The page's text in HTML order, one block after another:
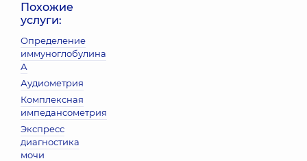
Похожие
услуги:
Определение
иммуноглобулина
А
Аудиометрия
Комплексная
импедансометрия
Экспресс
диагностика
мочи